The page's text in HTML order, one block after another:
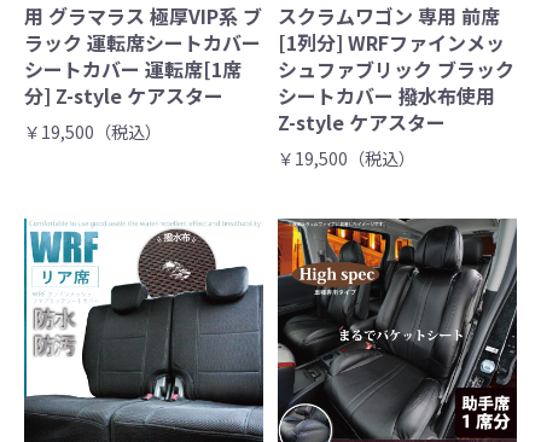
用 グラマラス 極厚VIP系 ブ
ラック 運転席シートカバー
シートカバー 運転席[1席
分] Z-style ケアスター
￥19,500（税込）
スクラムワゴン 専用 前席
[1列分] WRFファインメッ
シュファブリック ブラック
シートカバー 撥水布使用
Z-style ケアスター
￥19,500（税込）